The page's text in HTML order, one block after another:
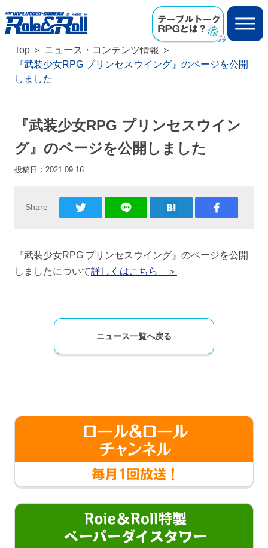
Top
ニュース・コンテンツ情報
『武装少女RPG プリンセスウイング』のページを公開
しました
『武装少女RPG プリンセスウイン
グ』のページを公開しました
投稿日： 2021.09.16
Share
『武装少女RPG プリンセスウイング』のページを公開
しましたについて詳しくはこちら ＞
ニュース一覧へ戻る